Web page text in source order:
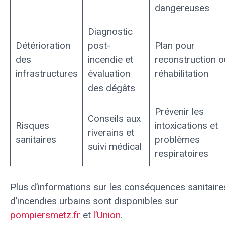
dangereuses
Détérioration
des
infrastructures
Diagnostic
post-
incendie et
évaluation
des dégâts
Plan pour
reconstruction
réhabilitation
Risques
sanitaires
Conseils aux
riverains et
suivi médical
Prévenir les
intoxications et
problèmes
respiratoires
Plus d’informations sur les conséquences
d’incendies urbains sont disponibles sur
pompiersmetz.fr et l’Union.